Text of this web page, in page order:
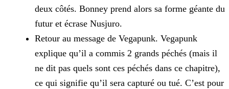
deux côtés. Bonney prend alors sa forme géante du
futur et écrase Nusjuro.
Retour au message de Vegapunk. Vegapunk
explique qu’il a commis 2 grands péchés (mais il
ne dit pas quels sont ces péchés dans ce chapitre),
ce qui signifie qu’il sera capturé ou tué. C’est pour